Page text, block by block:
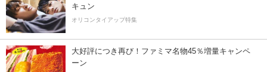
キュン
オリコンタイアップ特集
大好評につき再び！ファミマ名物45％増量キャンペ
ーン